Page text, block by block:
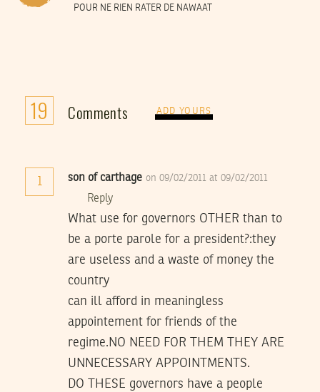
POUR NE RIEN RATER DE NAWAAT
19 Comments ADD YOURS
1 son of carthage on 09/02/2011 at 09/02/2011
Reply
What use for governors OTHER than to
be a porte parole for a president?:they
are useless and a waste of money the
country
can ill afford in meaningless
appointement for friends of the
regime.NO NEED FOR THEM THEY ARE
UNNECESSARY APPOINTMENTS.
DO THESE governors have a people